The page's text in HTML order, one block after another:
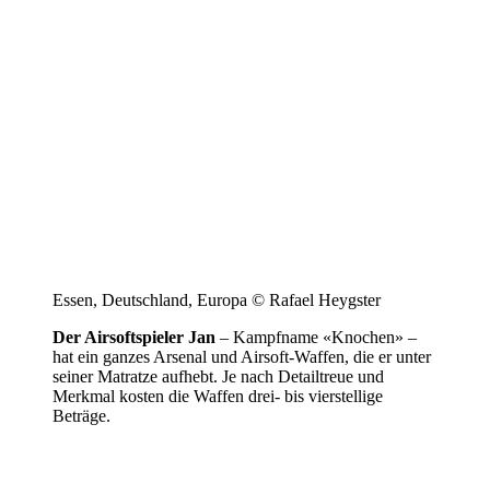
Essen, Deutschland, Europa © Rafael Heygster
Der Airsoftspieler Jan – Kampfname «Knochen» –
hat ein ganzes Arsenal und Airsoft-Waffen, die er unter
seiner Matratze aufhebt. Je nach Detailtreue und
Merkmal kosten die Waffen drei- bis vierstellige
Beträge.